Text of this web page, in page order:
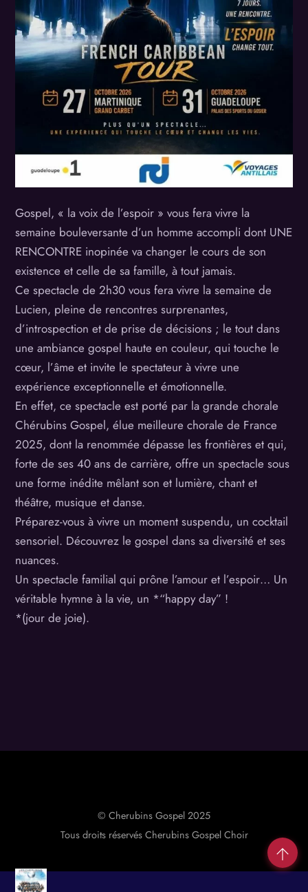
Gospel, « la voix de l’espoir » vous fera vivre la
semaine bouleversante d’un homme accompli dont UNE
RENCONTRE inopinée va changer le cours de son
existence et celle de sa famille, à tout jamais.
Ce spectacle de 2h30 vous fera vivre la semaine de
Lucien, pleine de rencontres surprenantes,
d’introspection et de prise de décisions ; le tout dans
une ambiance gospel haute en couleur, qui touche le
cœur, l’âme et invite le spectateur à vivre une
expérience exceptionnelle et émotionnelle.
En effet, ce spectacle est porté par la grande chorale
Chérubins Gospel, élue meilleure chorale de France
2025, dont la renommée dépasse les frontières et qui,
forte de ses 40 ans de carrière, offre un spectacle sous
une forme inédite mêlant son et lumière, chant et
théâtre, musique et danse.
Préparez-vous à vivre un moment suspendu, un cocktail
sensoriel. Découvrez le gospel dans sa diversité et ses
nuances.
Un spectacle familial qui prône l’amour et l’espoir… Un
véritable hymne à la vie, un *“happy day” !
*(jour de joie).
© Cherubins Gospel 2025
Tous droits réservés Cherubins Gospel Choir